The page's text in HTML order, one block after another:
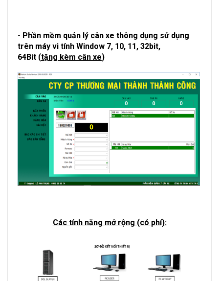
- Phần mềm quản lý cân xe thông dụng sử dụng
trên máy vi tính Window 7, 10, 11, 32bit,
64Bit (tặng kèm cân xe)
Các tính năng mở rộng (có phí):